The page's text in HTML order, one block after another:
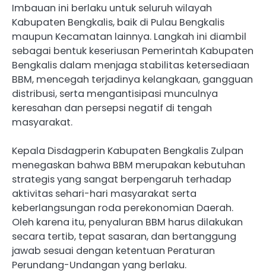
Imbauan ini berlaku untuk seluruh wilayah
Kabupaten Bengkalis, baik di Pulau Bengkalis
maupun Kecamatan lainnya. Langkah ini diambil
sebagai bentuk keseriusan Pemerintah Kabupaten
Bengkalis dalam menjaga stabilitas ketersediaan
BBM, mencegah terjadinya kelangkaan, gangguan
distribusi, serta mengantisipasi munculnya
keresahan dan persepsi negatif di tengah
masyarakat.
Kepala Disdagperin Kabupaten Bengkalis Zulpan
menegaskan bahwa BBM merupakan kebutuhan
strategis yang sangat berpengaruh terhadap
aktivitas sehari-hari masyarakat serta
keberlangsungan roda perekonomian Daerah.
Oleh karena itu, penyaluran BBM harus dilakukan
secara tertib, tepat sasaran, dan bertanggung
jawab sesuai dengan ketentuan Peraturan
Perundang-Undangan yang berlaku.